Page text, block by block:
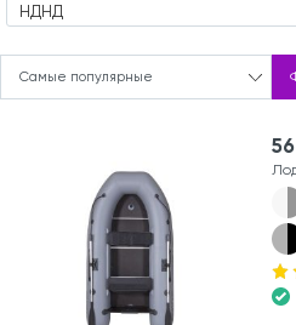
НДНД
Самые популярные